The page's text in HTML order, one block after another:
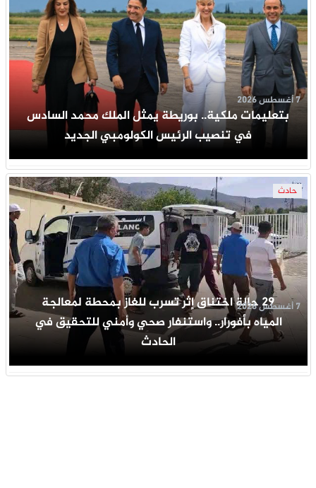
بتعليمات ملكية.. بوريطة يمثل الملك محمد السادس
في تنصيب الرئيس الكولومبي الجديد
7 أغسطس 2026
حادث
29 حالة اختناق إثر تسرب للغاز بمحطة لمعالجة
المياه بأفورار.. واستنفار صحي وأمني للتحقيق في
الحادث
7 أغسطس 2026